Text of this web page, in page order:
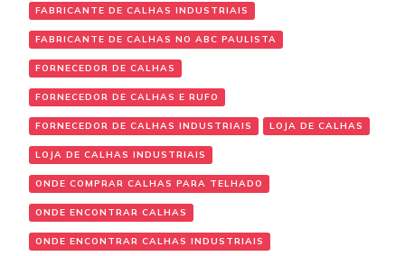
FABRICANTE DE CALHAS INDUSTRIAIS
FABRICANTE DE CALHAS NO ABC PAULISTA
FORNECEDOR DE CALHAS
FORNECEDOR DE CALHAS E RUFO
FORNECEDOR DE CALHAS INDUSTRIAIS LOJA DE CALHAS
LOJA DE CALHAS INDUSTRIAIS
ONDE COMPRAR CALHAS PARA TELHADO
ONDE ENCONTRAR CALHAS
ONDE ENCONTRAR CALHAS INDUSTRIAIS